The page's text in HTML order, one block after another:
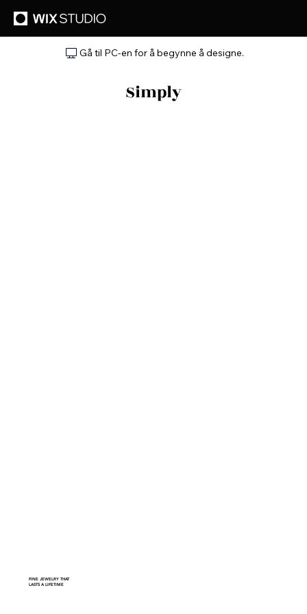
Gå til PC-en for å begynne å designe.